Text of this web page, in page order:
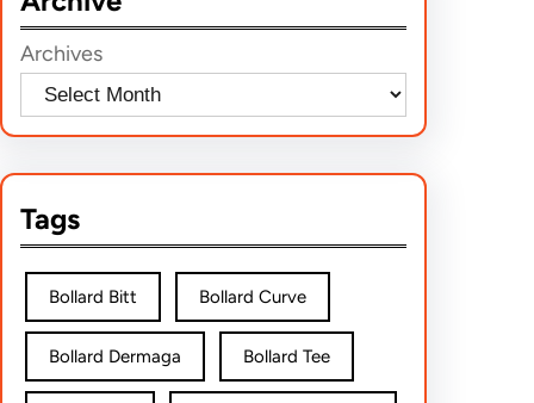
c
h
Archives
Tags
Bollard Bitt Bollard Curve
Bollard Dermaga Bollard Tee